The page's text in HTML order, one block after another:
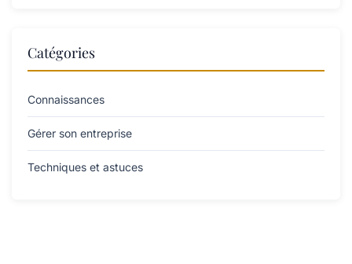
Catégories
Connaissances
Gérer son entreprise
Techniques et astuces